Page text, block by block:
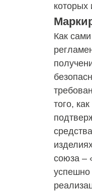
которых
Как
того,
союза –
успешно